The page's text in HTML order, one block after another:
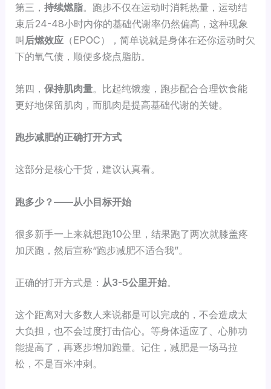
第三，持续燃脂。跑步不仅在运动时消耗热量，运动结
束后24-48小时内你的基础代谢率仍然偏高，这种现象
叫 后燃效应 （EPOC），简单说就是身体在还你运动时欠
下的氧气债，顺便多烧点脂肪。
第四，保持肌肉量。比起纯饿瘦，跑步配合合理饮食能
更好地保留肌肉，而肌肉是提高基础代谢的关键。
跑步减肥的正确打开方式
这部分是核心干货，建议认真看。
跑多少？——从小目标开始
很多新手一上来就想跑10公里，结果跑了两次就膝盖疼
加厌跑，然后宣称“跑步减肥不适合我”。
正确的打开方式是： 从3-5公里开始。
这个距离对大多数人来说都是可以完成的，不会造成太
大负担，也不会过度打击信心。等身体适应了、心肺功
能提高了，再逐步增加跑量。记住，减肥是一场马拉
松，不是百米冲刺。